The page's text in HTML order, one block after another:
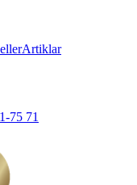
Artiklar
75 71